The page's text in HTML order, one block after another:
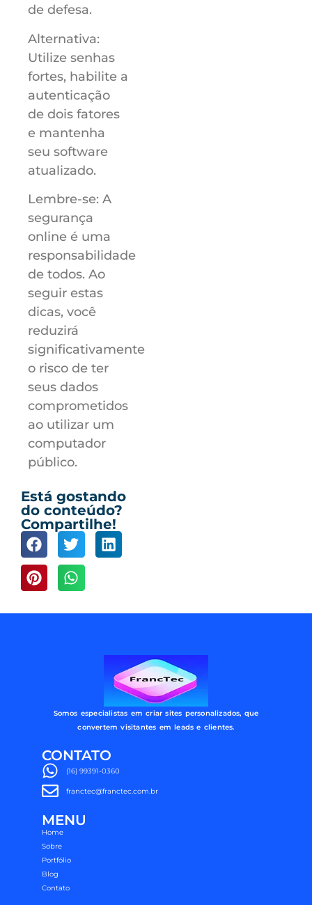
de defesa.
Alternativa:
Utilize senhas
fortes, habilite a
autenticação
de dois fatores
e mantenha
seu software
atualizado.
Lembre-se: A
segurança
online é uma
responsabilidade
de todos. Ao
seguir estas
dicas, você
reduzirá
significativamente
o risco de ter
seus dados
comprometidos
ao utilizar um
computador
público.
Está gostando
do conteúdo?
Compartilhe!
Somos especialistas em criar sites personalizados, que
convertem visitantes em leads e clientes.
CONTATO
(16) 99391-0360
franctec@franctec.com.br
MENU
Home
Sobre
Portfólio
Blog
Contato